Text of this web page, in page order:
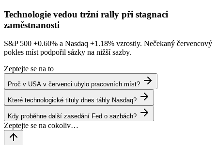
Technologie vedou tržní rally při stagnaci
zaměstnanosti
S&P 500 +0.60% a Nasdaq +1.18% vzrostly. Nečekaný červencový
pokles míst podpořil sázky na nižší sazby.
Zeptejte se na to
Proč v USA v červenci ubylo pracovních míst?
Které technologické tituly dnes táhly Nasdaq?
Kdy proběhne další zasedání Fed o sazbách?